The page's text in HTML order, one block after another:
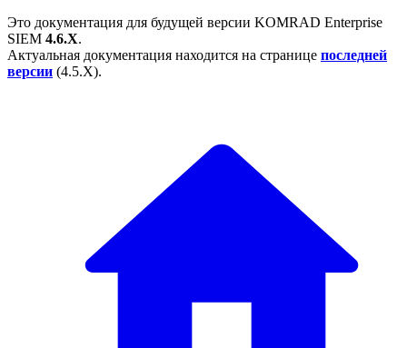
Это документация для будущей версии KOMRAD Enterprise
SIEM 4.6.X.
Актуальная документация находится на странице последней
версии (4.5.X).